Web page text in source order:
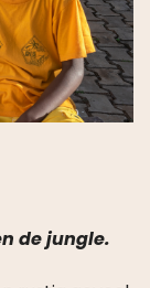
de jungle.